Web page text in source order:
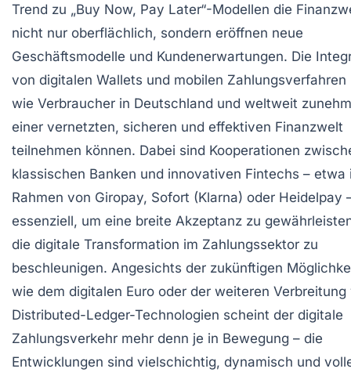
Trend zu „Buy Now, Pay Later“-Modellen die
nicht nur oberflächlich, sondern eröffnen neue
Geschäftsmodelle und Kundenerwartungen. Die
von digitalen Wallets und mobilen Zahlungsverfahren
wie Verbraucher in Deutschland und weltweit
einer vernetzten, sicheren und effektiven Finanzwelt
teilnehmen können. Dabei sind Kooperationen
klassischen Banken und innovativen Fintechs – etwa
Rahmen von Giropay, Sofort (Klarna) oder Heidelpay
essenziell, um eine breite Akzeptanz zu
die digitale Transformation im Zahlungssektor zu
beschleunigen. Angesichts der zukünftigen
wie dem digitalen Euro oder der weiteren Verbreitung
Distributed-Ledger-Technologien scheint der digitale
Zahlungsverkehr mehr denn je in Bewegung – die
Entwicklungen sind vielschichtig, dynamisch und